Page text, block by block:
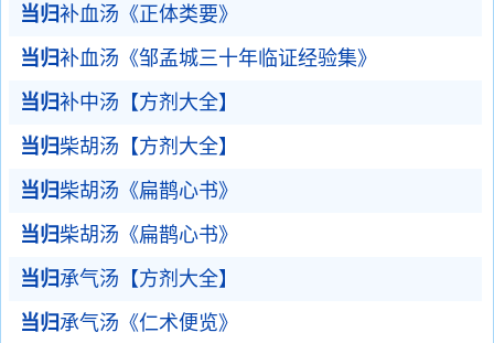
当归补血汤《正体类要》
当归补血汤《邹孟城三十年临证经验集》
当归补中汤【方剂大全】
当归柴胡汤【方剂大全】
当归柴胡汤《扁鹊心书》
当归柴胡汤《扁鹊心书》
当归 承气汤【方剂大全】
当归 承气汤《仁术便览》